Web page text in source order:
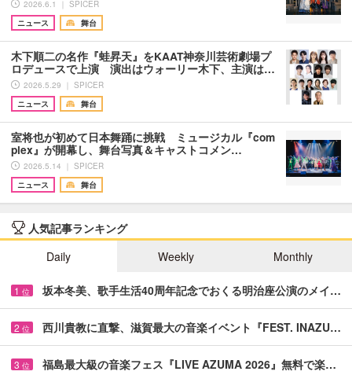
2026.6.1 ｜ SPICER
ニュース
舞台
木下順二の名作『蛙昇天』をKAAT神奈川芸術劇場プ
ロデュースで上演 演出はウォーリー木下、主演は…
2026.5.29 ｜ SPICER
ニュース
舞台
室将也が初めて日本舞踊に挑戦 ミュージカル『com
plex』が開幕し、舞台写真＆キャストコメン…
2026.5.14 ｜ SPICER
ニュース
舞台
人気記事ランキング
Daily
Weekly Monthly
1 位 坂本冬美、歌手生活40周年記念でおくる明治座公演のメイ…
2 位 西川貴教に直撃、滋賀最大の音楽イベント『FEST. INAZU…
3 位 福島最大級の音楽フェス『LIVE AZUMA 2026』無料で楽…